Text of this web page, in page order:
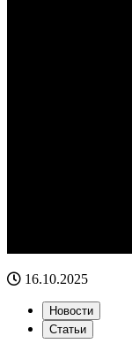
16.10.2025
Новости
Статьи